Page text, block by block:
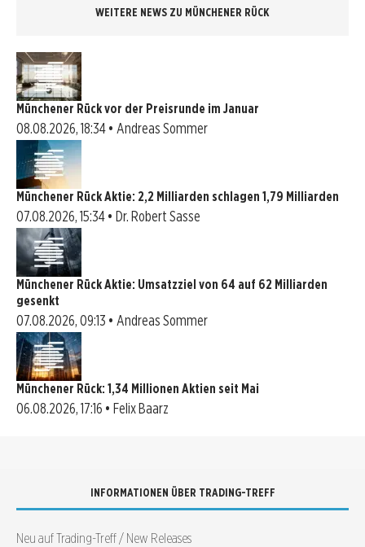
WEITERE NEWS ZU MÜNCHENER RÜCK
Münchener Rück vor der Preisrunde im Januar
08.08.2026, 18:34 • Andreas Sommer
Münchener Rück Aktie: 2,2 Milliarden schlagen 1,79 Milliarden
07.08.2026, 15:34 • Dr. Robert Sasse
Münchener Rück Aktie: Umsatzziel von 64 auf 62 Milliarden
gesenkt
07.08.2026, 09:13 • Andreas Sommer
Münchener Rück: 1,34 Millionen Aktien seit Mai
06.08.2026, 17:16 • Felix Baarz
INFORMATIONEN ÜBER TRADING-TREFF
Neu auf Trading-Treff / New Releases